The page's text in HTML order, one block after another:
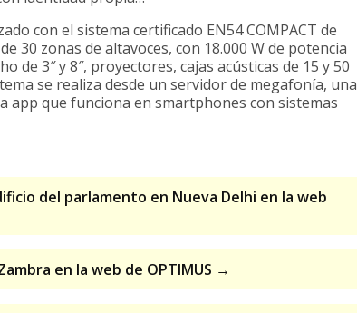
con el sistema certificado EN54 COMPACT de
30 zonas de altavoces, con 18.000 W de potencia
de 3″ y 8″, proyectores, cajas acústicas de 15 y 50
se realiza desde un servidor de megafonía, una
app que funciona en smartphones con sistemas
del parlamento en Nueva Delhi en la web
en la web de OPTIMUS →